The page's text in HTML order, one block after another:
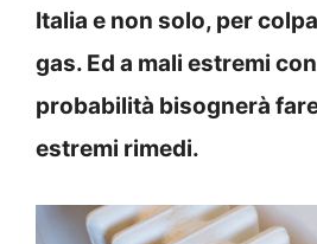
Italia e non solo, per
gas. Ed a mali estremi
probabilità bisognerà
estremi rimedi.